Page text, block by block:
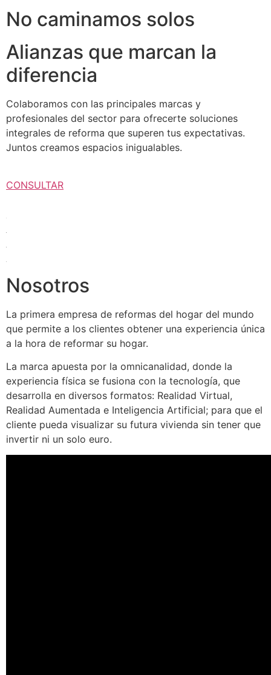
No caminamos solos
Alianzas que marcan la
diferencia
Colaboramos con las principales marcas y
profesionales del sector para ofrecerte soluciones
integrales de reforma que superen tus expectativas.
Juntos creamos espacios inigualables.
CONSULTAR
Nosotros
La primera empresa de reformas del hogar del mundo
que permite a los clientes obtener una experiencia única
a la hora de reformar su hogar.
La marca apuesta por la omnicanalidad, donde la
experiencia física se fusiona con la tecnología, que
desarrolla en diversos formatos: Realidad Virtual,
Realidad Aumentada e Inteligencia Artificial; para que el
cliente pueda visualizar su futura vivienda sin tener que
invertir ni un solo euro.